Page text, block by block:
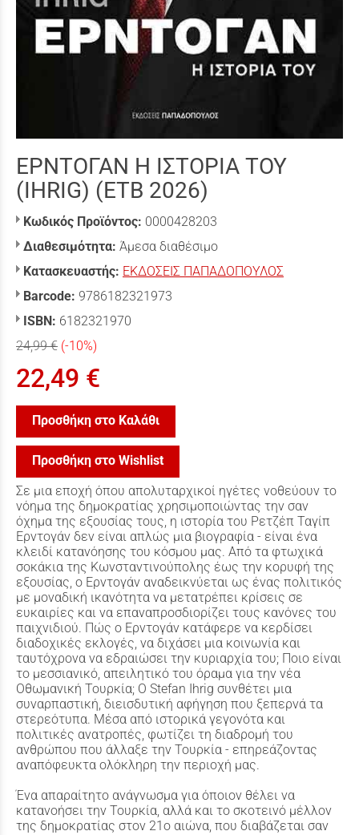
ΕΡΝΤΟΓΑΝ Η ΙΣΤΟΡΙΑ ΤΟΥ
(IHRIG) (ΕΤΒ 2026)
Κωδικός Προϊόντος: 0000428203
Διαθεσιμότητα: Άμεσα διαθέσιμο
Κατασκευαστής: ΕΚΔΟΣΕΙΣ ΠΑΠΑΔΟΠΟΥΛΟΣ
Barcode: 9786182321973
ISBN: 6182321970
24,99 € (-10%)
22,49 €
Προσθήκη στο Καλάθι
Προσθήκη στο Wishlist
Σε μια εποχή όπου απολυταρχικοί ηγέτες νοθεύουν το
νόημα της δημοκρατίας χρησιμοποιώντας την σαν
όχημα της εξουσίας τους, η ιστορία του Ρετζέπ Ταγίπ
Ερντογάν δεν είναι απλώς μια βιογραφία - είναι ένα
κλειδί κατανόησης του κόσμου μας. Από τα φτωχικά
σοκάκια της Κωνσταντινούπολης έως την κορυφή της
εξουσίας, ο Ερντογάν αναδεικνύεται ως ένας πολιτικός
με μοναδική ικανότητα να μετατρέπει κρίσεις σε
ευκαιρίες και να επαναπροσδιορίζει τους κανόνες του
παιχνιδιού. Πώς ο Ερντογάν κατάφερε να κερδίσει
διαδοχικές εκλογές, να διχάσει μια κοινωνία και
ταυτόχρονα να εδραιώσει την κυριαρχία του; Ποιο είναι
το μεσσιανικό, απειλητικό του όραμα για την νέα
Οθωμανική Τουρκία; Ο Stefan Ihrig συνθέτει μια
συναρπαστική, διεισδυτική αφήγηση που ξεπερνά τα
στερεότυπα. Μέσα από ιστορικά γεγονότα και
πολιτικές ανατροπές, φωτίζει τη διαδρομή του
ανθρώπου που άλλαξε την Τουρκία - επηρεάζοντας
αναπόφευκτα ολόκληρη την περιοχή μας.
Ένα απαραίτητο ανάγνωσμα για όποιον θέλει να
κατανοήσει την Τουρκία, αλλά και το σκοτεινό μέλλον
της δημοκρατίας στον 21ο αιώνα, που διαβάζεται σαν